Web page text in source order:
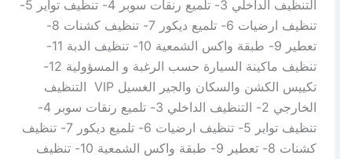
التنظيف الداخلي 3- تلميع رنقات سوبر 4- تنظيف تواير 5-
تنظيف ارضيات 6- تلميع ديكور 7- تنظيف كشنات 8-
تعطير 9- طبقة واكس الشمعية 10- تنظيف الدبة 11-
تنظيف ماكينة السيارة حسب الرغبة و المسؤولية 12-
تكييس الكشن والسكان والجير الغسيل VIP التنظيف
الخارجي 2- التنظيف الداخلي 3- تلميع رنقات سوبر 4-
تنظيف تواير 5- تنظيف ارضيات 6- تلميع ديكور 7- تنظيف
كشنات 8- تعطير 9- طبقة واكس الشمعية 10- تنظيف